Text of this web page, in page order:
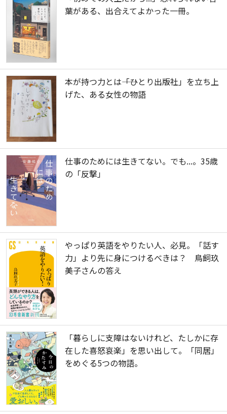
葉がある、出合えてよかった一冊。
本が持つ力とは――「ひとり出版社」を立ち上
げた、ある女性の物語
仕事のためには生きてない。でも...。35歳
の「反撃」
やっぱり英語をやりたい人、必見。「話す
力」より先に身につけるべきは？ 鳥飼玖
美子さんの答え
「暮らしに支障はないけれど、たしかに存
在した喜怒哀楽」を思い出して。「同居」
をめぐる5つの物語。